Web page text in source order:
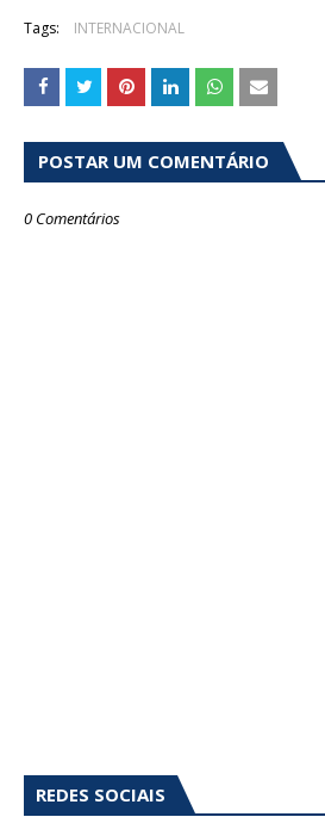
Tags: INTERNACIONAL
POSTAR UM COMENTÁRIO
0 Comentários
REDES SOCIAIS